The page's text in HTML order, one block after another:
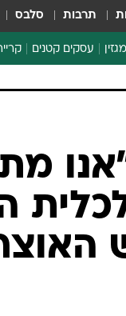
תרבות סלבס
מגזין עסקים קטנים